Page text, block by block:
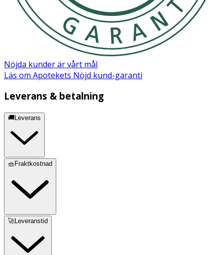
Nöjda kunder är vårt mål
Läs om Apotekets Nöjd kund-garanti
Leverans & betalning
🚚Leverans
🧺Fraktkostnad
🚀Leveranstid